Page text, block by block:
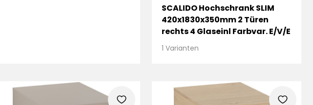
SCALIDO Hochschrank SLIM
420x1830x350mm 2 Türen
rechts 4 Glaseinl Farbvar. E/V/E
1 Varianten
heart heart